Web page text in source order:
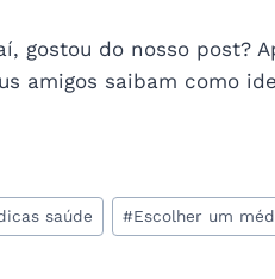
gostou do nosso post?
amigos saibam como
saúde #Escolher um